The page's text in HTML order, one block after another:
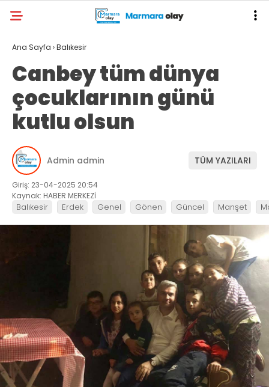
Ana Sayfa ›Balıkesir
Canbey tüm dünya
çocuklarının günü
kutlu olsun
Admin admin TÜM YAZILARI
Giriş: 23-04-2025 20:54
Kaynak: HABER MERKEZİ
Balıkesir Erdek Genel Gönen Güncel Manşet